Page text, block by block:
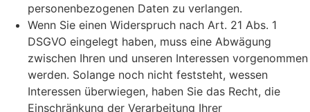
personenbezogenen Daten zu verlangen.
Wenn Sie einen Widerspruch nach Art. 21 Abs. 1
DSGVO eingelegt haben, muss eine Abwägung
zwischen Ihren und unseren Interessen vorgenommen
werden. Solange noch nicht feststeht, wessen
Interessen überwiegen, haben Sie das Recht, die
Einschränkung der Verarbeitung Ihrer